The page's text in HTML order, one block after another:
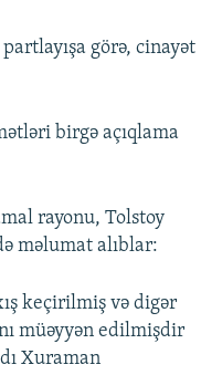
görə, cinayət
birgə açıqlama
rayonu, Tolstoy
məlumat alıblar:
keçirilmiş və digər
müəyyən edilmişdir
Xuraman